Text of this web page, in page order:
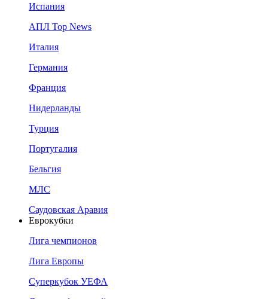
Испания
АПЛ Top News
Италия
Германия
Франция
Нидерланды
Турция
Португалия
Бельгия
МЛС
Саудовская Аравия
Еврокубки
Лига чемпионов
Лига Европы
Суперкубок УЕФА